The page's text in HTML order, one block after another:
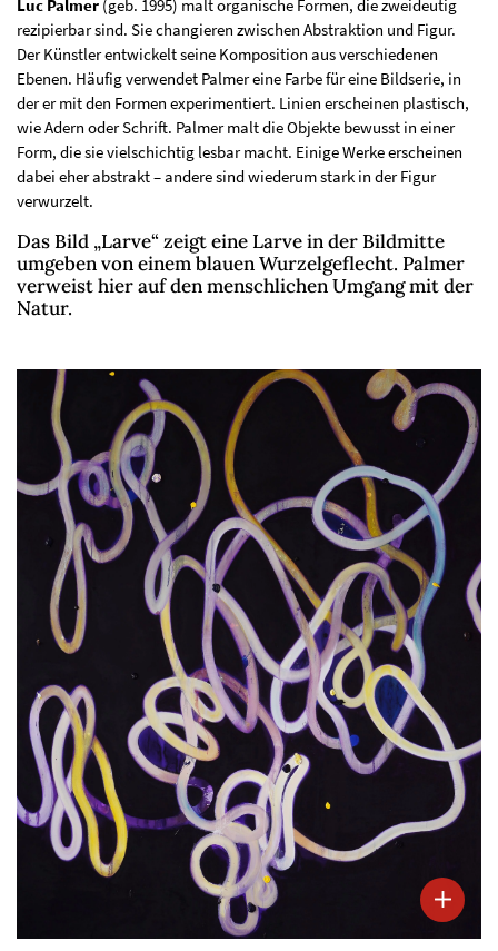
Luc Palmer (geb. 1995) malt organische Formen, die zweideutig
rezipierbar sind. Sie changieren zwischen Abstraktion und Figur.
Der Künstler entwickelt seine Komposition aus verschiedenen
Ebenen. Häufig verwendet Palmer eine Farbe für eine Bildserie, in
der er mit den Formen experimentiert. Linien erscheinen plastisch,
wie Adern oder Schrift. Palmer malt die Objekte bewusst in einer
Form, die sie vielschichtig lesbar macht. Einige Werke erscheinen
dabei eher abstrakt – andere sind wiederum stark in der Figur
verwurzelt.
Das Bild „Larve“ zeigt eine Larve in der Bildmitte
umgeben von einem blauen Wurzelgeflecht. Palmer
verweist hier auf den menschlichen Umgang mit der
Natur.